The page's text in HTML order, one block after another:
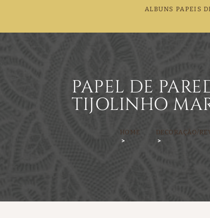
ALBUNS PAPEIS
HOME DECORAÇÃO/
PAPEL DE
TIJOLINHO